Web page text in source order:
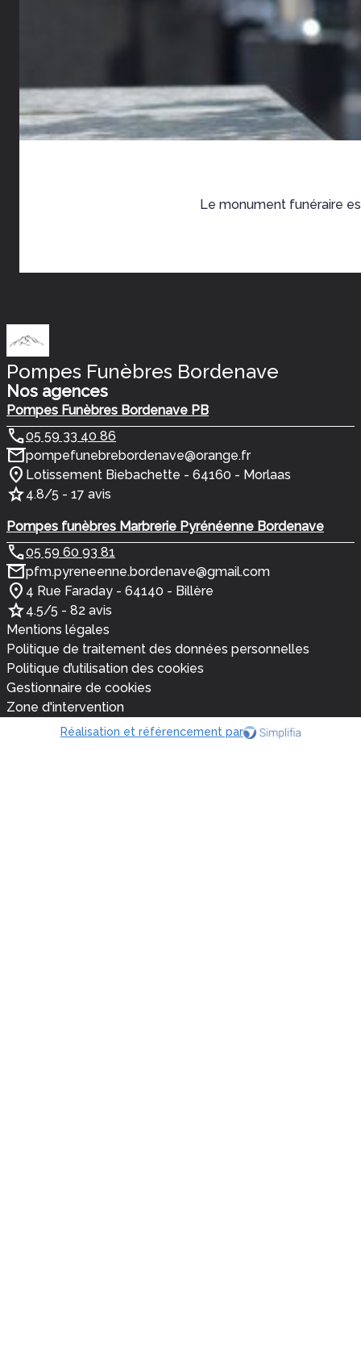
Le monument funéraire
Pompes Funèbres Bordenave
Nos agences
Pompes Funèbres Bordenave PB
05 59 33 40 86
pompefunebrebordenave@orange.fr
Lotissement Biebachette - 64160 - Morlaas
4.8/5 - 17 avis
Pompes funèbres Marbrerie Pyrénéenne Bordenave
05 59 60 93 81
pfm.pyreneenne.bordenave@gmail.com
4 Rue Faraday - 64140 - Billère
4.5/5 - 82 avis
Mentions légales
Politique de traitement des données personnelles
Politique d’utilisation des cookies
Gestionnaire de cookies
Zone d'intervention
Réalisation et référencement par